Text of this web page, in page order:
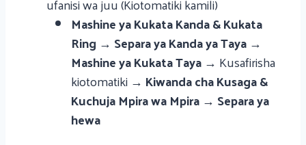
Mashine ya Kukata Kanda & Kukata
Ring → Separa ya Kanda ya Taya →
Mashine ya Kukata Taya → Kusafirisha
kiotomatiki → Kiwanda cha Kusaga &
Kuchuja Mpira wa Mpira → Separa ya
hewa